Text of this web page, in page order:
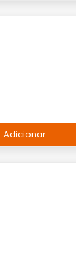
Adicionar